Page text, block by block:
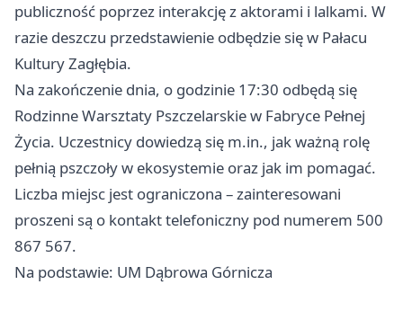
publiczność poprzez interakcję z aktorami i lalkami. W
razie deszczu przedstawienie odbędzie się w Pałacu
Kultury Zagłębia.
Na zakończenie dnia, o godzinie 17:30 odbędą się
Rodzinne Warsztaty Pszczelarskie w Fabryce Pełnej
Życia. Uczestnicy dowiedzą się m.in., jak ważną rolę
pełnią pszczoły w ekosystemie oraz jak im pomagać.
Liczba miejsc jest ograniczona – zainteresowani
proszeni są o kontakt telefoniczny pod numerem 500
867 567.
Na podstawie: UM Dąbrowa Górnicza